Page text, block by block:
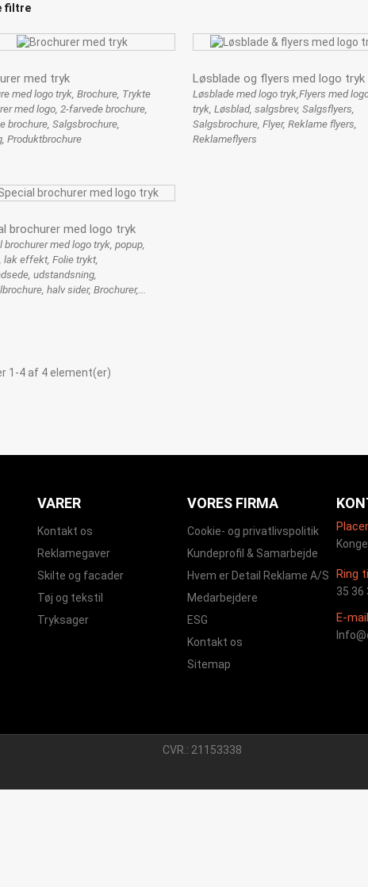
filtre
med tryk
med logo tryk, Brochure, Trykte
med logo, 2-farvede brochure,
brochure, Salgsbrochure,
Produktbrochure
Løsblade og flyers med logo tryk
Løsblade med logo tryk,Flyers med
tryk, Løsblad, salgsbrev, Salgsflyers,
Salgsbrochure, Flyer, Reklame flyers,
Reklameflyers
brochurer med logo tryk
brochurer med logo tryk, popup,
lak effekt, Folie trykt,
udstandsning,
halv sider, Brochurer,...
1-4 af 4 element(er)
VARER
Kontakt os
Reklamegaver
Skilte og facader
Tøj og tekstil
Tryksager
VORES FIRMA
Cookie- og privatlivspolitik
Kundeprofil & Samarbejde
Hvem er Detail Reklame A/S
Medarbejdere
ESG
Kontakt os
Sitemap
Ring
35 36
E-
CVR.: 21153338